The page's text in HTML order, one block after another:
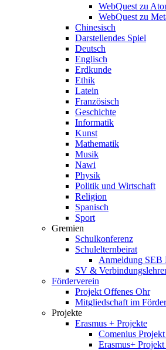
WebQuest zu
WebQuest zu
Chinesisch
Darstellendes Spiel
Deutsch
Englisch
Erdkunde
Ethik
Latein
Französisch
Geschichte
Informatik
Kunst
Mathematik
Musik
Nawi
Physik
Politik und Wirtschaft
Religion
Spanisch
Sport
Gremien
Schulkonferenz
Schulelternbeirat
Anmeldung SEB
SV &
Förderverein
Projekt Offenes Ohr
Mitgliedschaft im
Projekte
Erasmus + Projekte
Comenius
Erasmus+